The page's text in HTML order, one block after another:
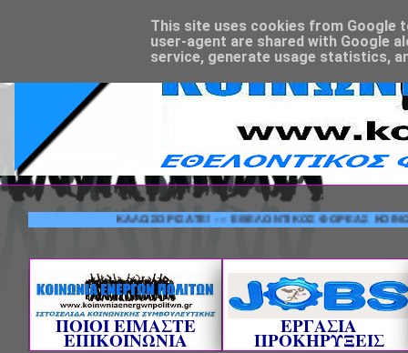
ΚΑΛΩΣΟΡΙΣΑΤΕ! --- ΕΘΕΛΟΝΤΙΚΟΣ ΦΟΡΕΑΣ
ΠΟΙΟΙ ΕΙΜΑΣΤΕ
ΕΠΙΚΟΙΝΩΝΙΑ
ΕΡΓΑΣΙΑ
ΠΡΟΚΗΡΥΞΕΙΣ
This site uses cookies from Google
user-agent are shared with Google
service, generate usage statistics,